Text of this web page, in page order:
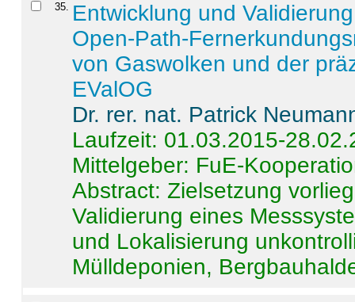
35. Entwicklung und
Open-Path-
von Gaswolken und der
EValOG
Dr. rer. nat. Patrick
Laufzeit: 01.03.2015-
Mittelgeber: FuE-
Abstract:Zielsetzung
Validierung eines
und Lokalisierung
Mülldeponien,